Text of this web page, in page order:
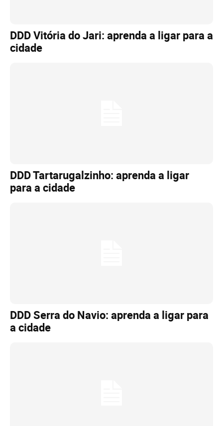
DDD Vitória do Jari: aprenda a ligar para a
cidade
DDD Tartarugalzinho: aprenda a ligar
para a cidade
DDD Serra do Navio: aprenda a ligar para
a cidade